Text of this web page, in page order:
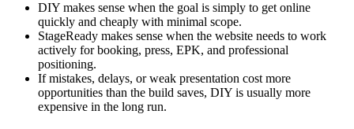
DIY makes sense when the goal is simply to get online
quickly and cheaply with minimal scope.
StageReady makes sense when the website needs to work
actively for booking, press, EPK, and professional
positioning.
If mistakes, delays, or weak presentation cost more
opportunities than the build saves, DIY is usually more
expensive in the long run.